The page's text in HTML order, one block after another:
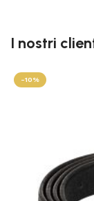
I nostri
-10%